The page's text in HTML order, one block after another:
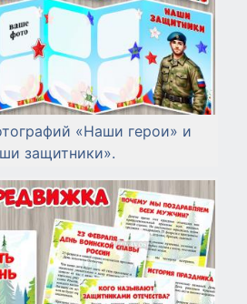
«Наши герои» и
защитники».